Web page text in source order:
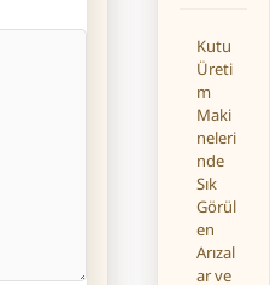
Kutu
Üreti
m
Maki
neleri
nde
Sık
Görül
en
Arızal
ar ve